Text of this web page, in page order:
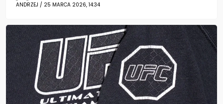
ANDRZEJ / 25 MARCA 2026, 14:34